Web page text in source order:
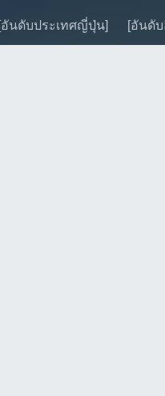
[อันดับประเทศญี่ปุ่น] [อันดั